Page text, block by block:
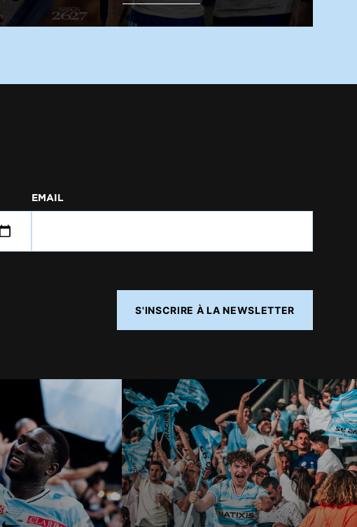
EMAIL
S'INSCRIRE À LA NEWSLETTER